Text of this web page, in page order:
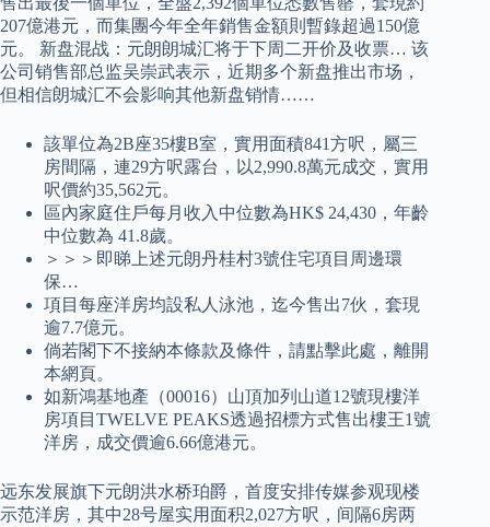
207億港元，而集團今年全年銷售金額則暫錄超過150億
元。 新盘混战：元朗朗城汇将于下周二开价及收票… 该
公司销售部总监吴崇武表示，近期多个新盘推出市场，
但相信朗城汇不会影响其他新盘销情……
該單位為2B座35樓B室，實用面積841方呎，屬三
房間隔，連29方呎露台，以2,990.8萬元成交，實用
呎價約35,562元。
區內家庭住戶每月收入中位數為HK$ 24,430，年齡
中位數為 41.8歲。
＞＞＞即睇上述元朗丹桂村3號住宅項目周邊環
保…
項目每座洋房均設私人泳池，迄今售出7伙，套現
逾7.7億元。
倘若閣下不接納本條款及條件，請點擊此處，離開
本網頁。
如新鴻基地產（00016）山頂加列山道12號現樓洋
房項目TWELVE PEAKS透過招標方式售出樓王1號
洋房，成交價逾6.66億港元。
远东发展旗下元朗洪水桥珀爵，首度安排传媒参观现楼
示范洋房，其中28号屋实用面积2,027方呎，间隔6房两